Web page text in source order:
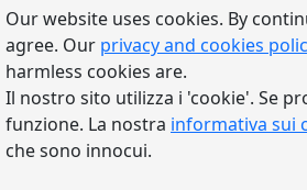
Our website uses cookies. By
agree. Our privacy and cookies
harmless cookies are.
Il nostro sito utilizza i 'cookie'. Se
funzione. La nostra informativa sui
che sono innocui.